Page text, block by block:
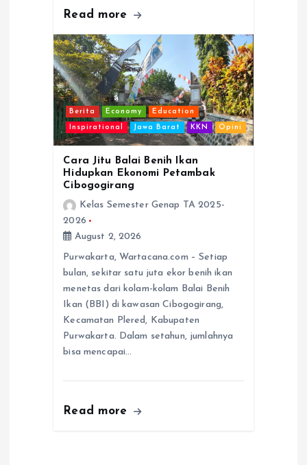
Read more
Berita Economy Education
Inspirational Jawa Barat KKN Opini
Cara Jitu Balai Benih Ikan
Hidupkan Ekonomi Petambak
Cibogogirang
Kelas Semester Genap TA 2025-
2026
August 2, 2026
Purwakarta, Wartacana.com – Setiap
bulan, sekitar satu juta ekor benih ikan
menetas dari kolam-kolam Balai Benih
Ikan (BBI) di kawasan Cibogogirang,
Kecamatan Plered, Kabupaten
Purwakarta. Dalam setahun, jumlahnya
bisa mencapai…
Read more